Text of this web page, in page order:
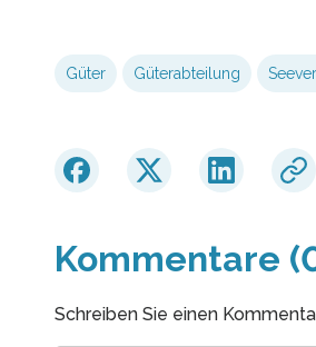
Güter Güterabteilung
Kommentare
Schreiben Sie einen